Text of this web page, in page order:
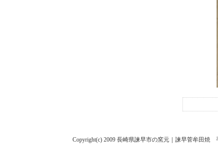
Copyright(c) 2009 長崎県諫早市の窯元｜諫早菅牟田焼